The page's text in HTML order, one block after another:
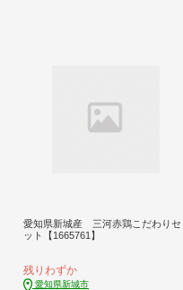
愛知県新城産 三河赤鶏こだわりセ
ット【1665761】
残りわずか
愛知県新城市